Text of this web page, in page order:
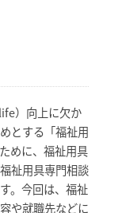
）向上に欠か
とする「福祉用
めに、福祉用具
祉用具専門相談
。今回は、福祉
や就職先などに